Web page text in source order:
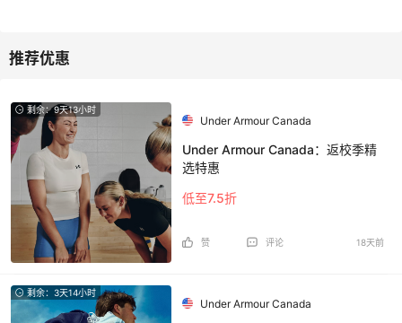
剩余：9天13小时
Under Armour Canada
Under Armour Canada：返校季精
选特惠
低至7.5折
赞 评论 18天前
剩余：3天14小时
Under Armour Canada